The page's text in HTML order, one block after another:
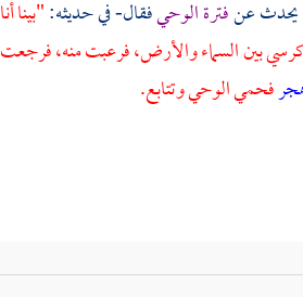
يحدث عنفترة الوحيفقال- في حديثه:"بينا أنا
بين السماء والأرض، فرعبت منه، فرجعت
فحمي الوحي وتتابع.